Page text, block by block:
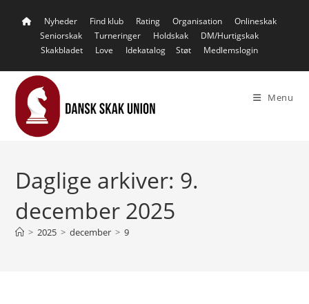
Nyheder Find klub Rating Organisation
Onlineskak
Seniorskak
Turneringer Holdskak
DM/Hurtigskak
Skakbladet
Love Idekatalog Støt Medlemslogin
Menu
Daglige arkiver: 9.
december 2025
> 2025 > december > 9